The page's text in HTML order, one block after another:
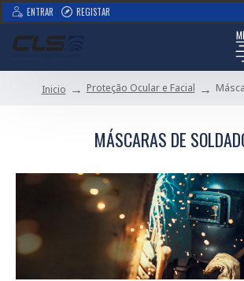
ENTRAR REGISTAR
Inicio Proteção Ocular e Facial
MÁSCARAS DE